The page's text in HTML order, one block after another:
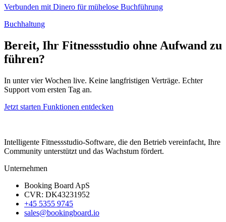
Verbunden mit Dinero für mühelose Buchführung
Buchhaltung
Bereit, Ihr Fitnessstudio ohne Aufwand zu
führen?
In unter vier Wochen live. Keine langfristigen Verträge. Echter
Support vom ersten Tag an.
Jetzt starten Funktionen entdecken
Intelligente Fitnessstudio-Software, die den Betrieb vereinfacht, Ihre
Community unterstützt und das Wachstum fördert.
Unternehmen
Booking Board ApS
CVR: DK43231952
+45 5355 9745
sales@bookingboard.io